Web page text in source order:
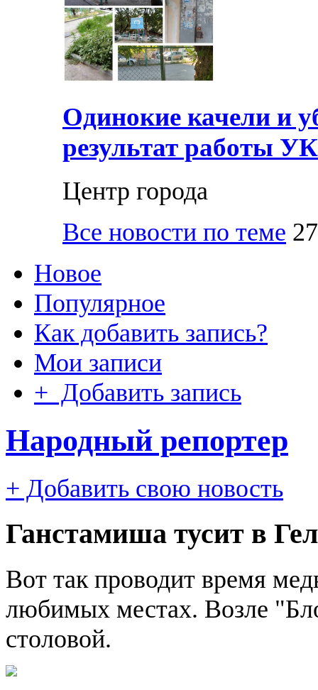
Одинокие качели и
результат работы
Центр города
Все новости по теме
Новое
Популярное
Как добавить запись?
Мои записи
+ Добавить запись
Народный репортер
+ Добавить свою новость
Ганстамиша тусит в
Вот так проводит время
любимых местах. Возле
столовой.